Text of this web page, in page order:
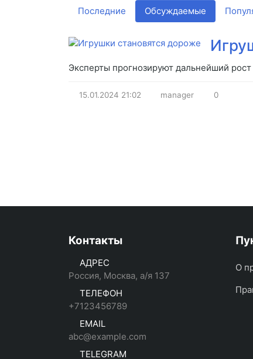
Последние Обсуждаемые
Эксперты прогнозируют дальнейший
15.01.2024 21:02 manager 0
Контакты
АДРЕС
Россия, Москва, а/я 137
ТЕЛЕФОН
+7123456789
EMAIL
abc@example.com
TELEGRAM
О